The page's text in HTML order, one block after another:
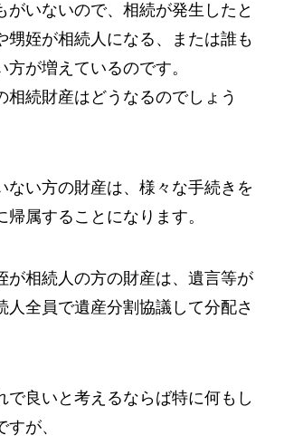
がいないので、相続が発生したと
甥姪が相続人になる、または誰も
方が増えているのです。
相続財産はどうなるのでしょう
ない方の財産は、様々な手続きを
帰属することになります。
が相続人の方の財産は、遺言等が
人全員で遺産分割協議して分配さ
で良いと考えるならば特に何もし
が、